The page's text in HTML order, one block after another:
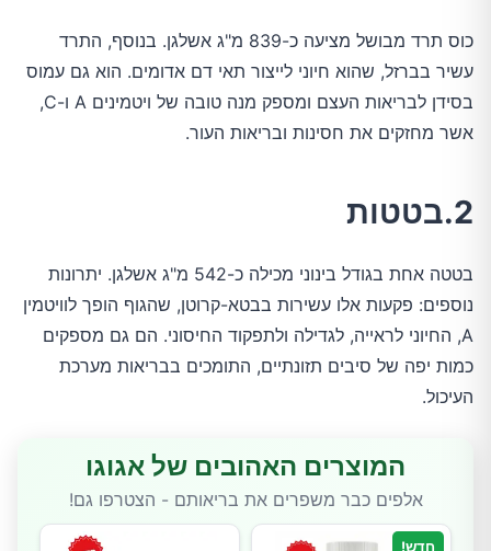
כוס תרד מבושל מציעה כ-839 מ"ג אשלגן. בנוסף, התרד
עשיר בברזל, שהוא חיוני לייצור תאי דם אדומים. הוא גם עמוס
בסידן לבריאות העצם ומספק מנה טובה של ויטמינים A ו-C,
אשר מחזקים את חסינות ובריאות העור.
2.בטטות
בטטה אחת בגודל בינוני מכילה כ-542 מ"ג אשלגן. יתרונות
נוספים: פקעות אלו עשירות בבטא-קרוטן, שהגוף הופך לוויטמין
A, החיוני לראייה, לגדילה ולתפקוד החיסוני. הם גם מספקים
כמות יפה של סיבים תזונתיים, התומכים בבריאות מערכת
העיכול.
המוצרים האהובים של אגוגו
אלפים כבר משפרים את בריאותם - הצטרפו גם!
חדש!